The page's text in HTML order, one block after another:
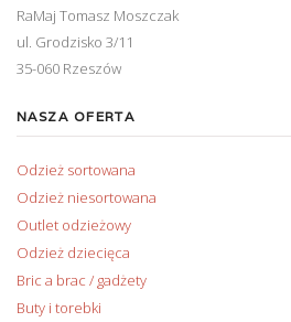
RaMaj Tomasz Moszczak
ul. Grodzisko 3/11
35-060 Rzeszów
NASZA OFERTA
Odzież sortowana
Odzież niesortowana
Outlet odzieżowy
Odzież dziecięca
Bric a brac / gadżety
Buty i torebki